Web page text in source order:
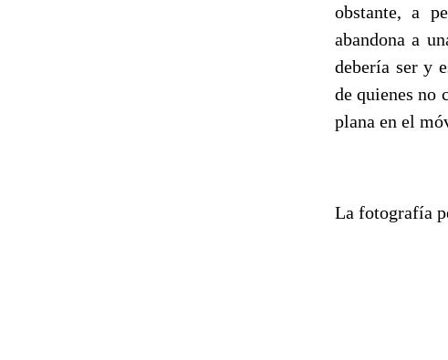
obstante, a
abandona a
debería ser y
de quienes no
plana en el
La fotografía